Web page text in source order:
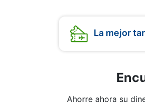
La mejor
Ahorre ahora su